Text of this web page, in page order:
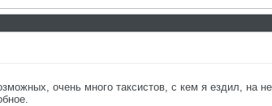
очень много таксистов, с кем я ездил, на